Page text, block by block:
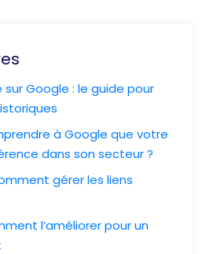
Google : le guide pour
à Google que votre
dans son secteur ?
gérer les liens
l’améliorer pour un